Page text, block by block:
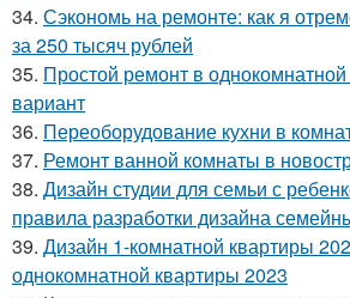
34. Сэкономь на ремонте: как я
за 250 тысяч рублей
35. Простой ремонт в
вариант
36. Переоборудование кухни в
37. Ремонт ванной комнаты в
38. Дизайн студии для семьи с
правила разработки дизайна
39. Дизайн 1-комнатной квартиры
однокомнатной квартиры 2023